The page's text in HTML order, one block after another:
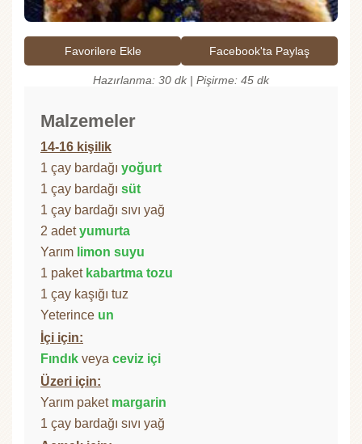
Favorilere Ekle Facebook'ta Paylaş
Hazırlanma: 30 dk | Pişirme: 45 dk
Malzemeler
14-16 kişilik
1 çay bardağı yoğurt
1 çay bardağı süt
1 çay bardağı sıvı yağ
2 adetyumurta
Yarım limon suyu
1 paket kabartma tozu
1 çay kaşığı tuz
Yeterince un
İçi için:
Fındık veya ceviz içi
Üzeri için:
Yarım paket margarin
1 çay bardağı sıvı yağ